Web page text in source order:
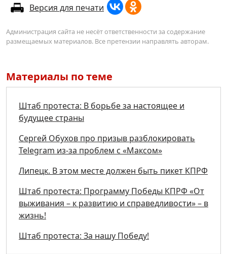
Версия для печати
Администрация сайта не несёт ответственности за содержание
размещаемых материалов. Все претензии направлять авторам.
Материалы по теме
Штаб протеста: В борьбе за настоящее и
будущее страны
Сергей Обухов про призыв разблокировать
Telegram из-за проблем с «Максом»
Липецк. В этом месте должен быть пикет КПРФ
Штаб протеста: Программу Победы КПРФ «От
выживания – к развитию и справедливости» – в
жизнь!
Штаб протеста: За нашу Победу!